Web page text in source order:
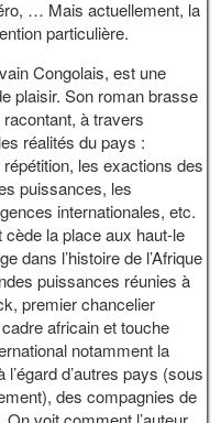
… Mais actuellement, la
particulière.
Congolais, est une
plaisir. Son roman brasse
à travers
réalités du pays :
les exactions des
puissances, les
internationales, etc.
la place aux haut-le
dans l’histoire de l’Afrique
puissances réunies à
premier chancelier
africain et touche
notamment la
d’autres pays (sous
des compagnies de